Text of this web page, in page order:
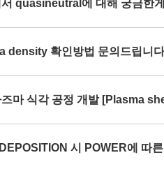
서 quasineutral에 대해 궁금한
density 확인방법 문의드립니
즈마 식각 공정 개발 [Plasma
시 POWER에 따